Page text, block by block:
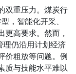
双重压力。煤炭行
，智能化开采、
更高要求。然而，
理仍沿用计划经济
价粗放等问题。例
质与技能水平难以